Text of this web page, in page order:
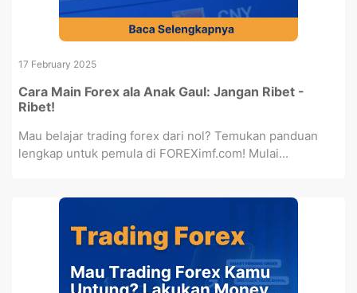
17 February 2025
Cara Main Forex ala Anak Gaul: Jangan Ribet -
Ribet!
Mau belajar trading forex dari nol? Temukan panduan
lengkap untuk pemula di FOREXimf.com! Mulai...